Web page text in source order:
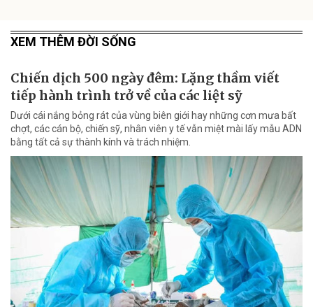
XEM THÊM ĐỜI SỐNG
Chiến dịch 500 ngày đêm: Lặng thầm viết
tiếp hành trình trở về của các liệt sỹ
Dưới cái nắng bỏng rát của vùng biên giới hay những cơn mưa bất
chợt, các cán bộ, chiến sỹ, nhân viên y tế vẫn miệt mài lấy mẫu ADN
bằng tất cả sự thành kính và trách nhiệm.